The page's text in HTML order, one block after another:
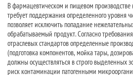
В фармацевтическом и пищевом производстве
требует поддержания определенного уровня
позволяет исключить попадание
обрабатываемый продукт. Согласно
отраслевых стандартов определенные
(подготовка компонентов, мойка тары,
должны осуществляться в строго выделенных
риск контаминации патогенными